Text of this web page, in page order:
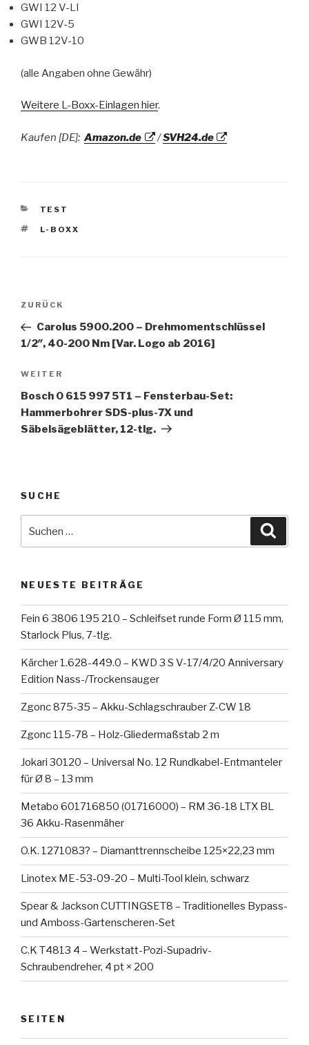
GWI 12 V-LI
GWI 12V-5
GWB 12V-10
(alle Angaben ohne Gewähr)
Weitere L-Boxx-Einlagen hier.
Kaufen [DE]: Amazon.de /SVH24.de
KATEGORIEN
TEST
SCHLAGWÖRTER
L-BOXX
Beitragsnavigation
Vorheriger
Beitrag
ZURÜCK
Carolus 5900.200 – Drehmomentschlüssel
1/2″, 40-200 Nm [Var. Logo ab 2016]
Nächster
Beitrag
WEITER
Bosch 0 615 997 5T1 – Fensterbau-Set:
Hammerbohrer SDS-plus-7X und
Säbelsägeblätter, 12-tlg.
SUCHE
nach:
NEUESTE BEITRÄGE
Fein 6 3806 195 210 – Schleifset runde Form Ø 115 mm,
Starlock Plus, 7-tlg.
Kärcher 1.628-449.0 – KWD 3 S V-17/4/20 Anniversary
Edition Nass-/Trockensauger
Zgonc 875-35 – Akku-Schlagschrauber Z-CW 18
Zgonc 115-78 – Holz-Gliedermaßstab 2 m
Jokari 30120 – Universal No. 12 Rundkabel-Entmanteler
für Ø 8 – 13 mm
Metabo 601716850 (01716000) – RM 36-18 LTX BL
36 Akku-Rasenmäher
O.K. 1271083? – Diamanttrennscheibe 125×22,23 mm
Linotex ME-53-09-20 – Multi-Tool klein, schwarz
Spear & Jackson CUTTINGSET8 – Traditionelles Bypass-
und Amboss-Gartenscheren-Set
C.K T4813 4 – Werkstatt-Pozi-Supadriv-
Schraubendreher, 4 pt × 200
SEITEN